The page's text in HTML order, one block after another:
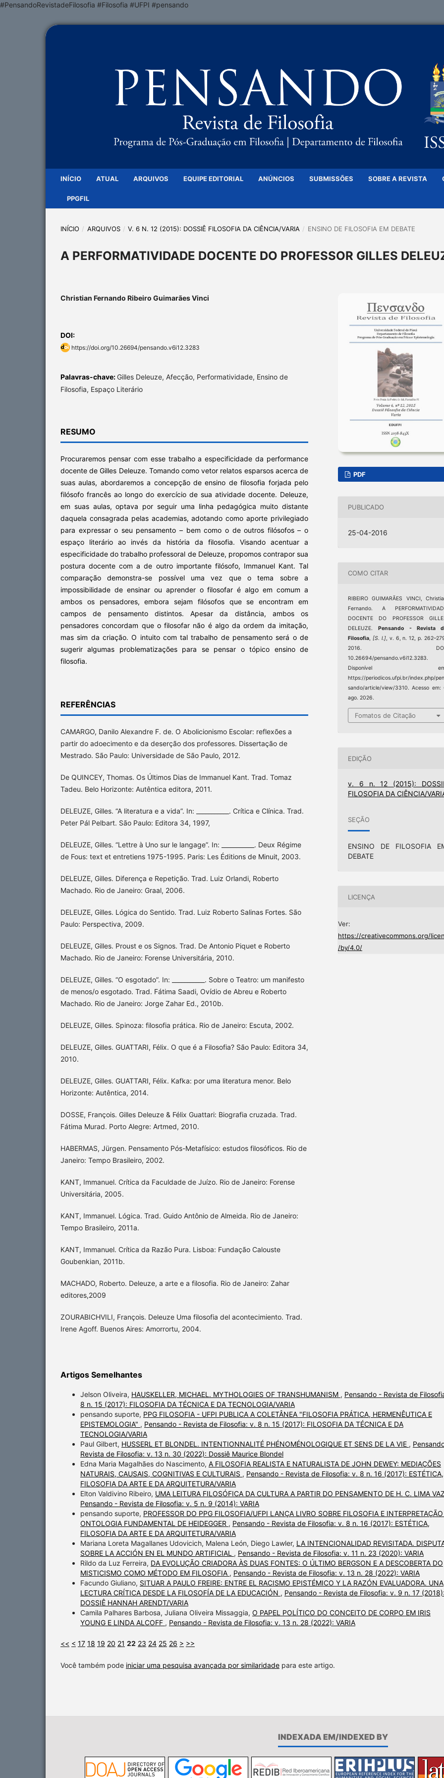
#PensandoRevistadeFilosofia #Filosofia #UFPI #pensando
INÍCIO ATUAL ARQUIVOS EQUIPE EDITORIAL ANÚNCIOS SUBMISSÕES SOBRE A REVISTA
PPGFIL
INÍCIO / ARQUIVOS / V. 6 N. 12 (2015): DOSSIÊ FILOSOFIA DA CIÊNCIA/VARIA / ENSINO DE FILOSOFIA EM DEBATE
A PERFORMATIVIDADE DOCENTE DO PROFESSOR GILLES
Christian Fernando Ribeiro Guimarães Vinci
DOI:
https://doi.org/10.26694/pensando.v6i12.3283
Palavras-chave: Gilles Deleuze, Afecção, Performatividade, Ensino de
Filosofia, Espaço Literário
RESUMO
Procuraremos pensar com esse trabalho a especificidade da performance
docente de Gilles Deleuze. Tomando como vetor relatos esparsos acerca de
suas aulas, abordaremos a concepção de ensino de filosofia forjada pelo
filósofo francês ao longo do exercício de sua atividade docente. Deleuze,
em suas aulas, optava por seguir uma linha pedagógica muito distante
daquela consagrada pelas academias, adotando como aporte privilegiado
para expressar o seu pensamento – bem como o de outros filósofos – o
espaço literário ao invés da história da filosofia. Visando acentuar a
especificidade do trabalho professoral de Deleuze, propomos contrapor sua
postura docente com a de outro importante filósofo, Immanuel Kant. Tal
comparação demonstra-se possível uma vez que o tema sobre a
impossibilidade de ensinar ou aprender o filosofar é algo em comum a
ambos os pensadores, embora sejam filósofos que se encontram em
campos de pensamento distintos. Apesar da distância, ambos os
pensadores concordam que o filosofar não é algo da ordem da imitação,
mas sim da criação. O intuito com tal trabalho de pensamento será o de
sugerir algumas problematizações para se pensar o tópico ensino de
filosofia.
REFERÊNCIAS
CAMARGO, Danilo Alexandre F. de. O Abolicionismo Escolar: reflexões a
partir do adoecimento e da deserção dos professores. Dissertação de
Mestrado. São Paulo: Universidade de São Paulo, 2012.
De QUINCEY, Thomas. Os Últimos Dias de Immanuel Kant. Trad. Tomaz
Tadeu. Belo Horizonte: Autêntica editora, 2011.
DELEUZE, Gilles. “A literatura e a vida”. In: ___________. Crítica e Clínica. Trad.
Peter Pál Pelbart. São Paulo: Editora 34, 1997,
DELEUZE, Gilles. “Lettre à Uno sur le langage”. In: ___________. Deux Régime
de Fous: text et entretiens 1975-1995. Paris: Les Éditions de Minuit, 2003.
DELEUZE, Gilles. Diferença e Repetição. Trad. Luiz Orlandi, Roberto
Machado. Rio de Janeiro: Graal, 2006.
DELEUZE, Gilles. Lógica do Sentido. Trad. Luiz Roberto Salinas Fortes. São
Paulo: Perspectiva, 2009.
DELEUZE, Gilles. Proust e os Signos. Trad. De Antonio Piquet e Roberto
Machado. Rio de Janeiro: Forense Universitária, 2010.
DELEUZE, Gilles. “O esgotado”. In: ___________. Sobre o Teatro: um manifesto
de menos/o esgotado. Trad. Fátima Saadi, Ovídio de Abreu e Roberto
Machado. Rio de Janeiro: Jorge Zahar Ed., 2010b.
DELEUZE, Gilles. Spinoza: filosofia prática. Rio de Janeiro: Escuta, 2002.
DELEUZE, Gilles. GUATTARI, Félix. O que é a Filosofia? São Paulo: Editora 34,
2010.
DELEUZE, Gilles. GUATTARI, Félix. Kafka: por uma literatura menor. Belo
Horizonte: Autêntica, 2014.
DOSSE, François. Gilles Deleuze & Félix Guattari: Biografia cruzada. Trad.
Fátima Murad. Porto Alegre: Artmed, 2010.
HABERMAS, Jürgen. Pensamento Pós-Metafísico: estudos filosóficos. Rio de
Janeiro: Tempo Brasileiro, 2002.
KANT, Immanuel. Crítica da Faculdade de Juízo. Rio de Janeiro: Forense
Universitária, 2005.
KANT, Immanuel. Lógica. Trad. Guido Antônio de Almeida. Rio de Janeiro:
Tempo Brasileiro, 2011a.
KANT, Immanuel. Crítica da Razão Pura. Lisboa: Fundação Calouste
Goubenkian, 2011b.
MACHADO, Roberto. Deleuze, a arte e a filosofia. Rio de Janeiro: Zahar
editores,2009
ZOURABICHVILI, François. Deleuze Uma filosofia del acontecimiento. Trad.
Irene Agoff. Buenos Aires: Amorrortu, 2004.
PDF
PUBLICADO
25-04-2016
COMO CITAR
RIBEIRO GUIMARÃES VINCI,
Fernando. A
DOCENTE DO PROFESSOR
DELEUZE.Pensando - Revista
Filosofia, [S. l.], v. 6, n. 12, p.
2016.
10.26694/pensando.v6i12.3283.
Disponível
https://periodicos.ufpi.br/index.php/
sando/article/view/3310. Acesso em:
ago. 2026.
Fomatos de Citação
EDIÇÃO
v. 6 n. 12 (2015):
FILOSOFIA DA CIÊNCIA/
SEÇÃO
ENSINO DE FILOSOFIA
DEBATE
LICENÇA
Ver:
https://creativecommons.org/
/by/4.0/
Artigos Semelhantes
Jelson Oliveira, HAUSKELLER, MICHAEL. MYTHOLOGIES OF TRANSHUMANISM , Pensando - Revista de
8 n. 15 (2017): FILOSOFIA DA TÉCNICA E DA TECNOLOGIA/VARIA
pensando suporte, PPG FILOSOFIA - UFPI PUBLICA A COLETÂNEA "FILOSOFIA PRÁTICA, HERMENÊUTICA E
EPISTEMOLOGIA" , Pensando - Revista de Filosofia: v. 8 n. 15 (2017): FILOSOFIA DA TÉCNICA E DA
TECNOLOGIA/VARIA
Paul Gilbert, HUSSERL ET BLONDEL. INTENTIONNALITÉ PHÉNOMÉNOLOGIQUE ET SENS DE LA VIE ,
Revista de Filosofia: v. 13 n. 30 (2022): Dossiê Maurice Blondel
Edna Maria Magalhães do Nascimento, A FILOSOFIA REALISTA E NATURALISTA DE JOHN DEWEY: MEDIAÇÕES
NATURAIS, CAUSAIS, COGNITIVAS E CULTURAIS , Pensando - Revista de Filosofia: v. 8 n. 16 (2017): ESTÉTICA,
FILOSOFIA DA ARTE E DA ARQUITETURA/VARIA
Elton Valdivino Ribeiro, UMA LEITURA FILOSÓFICA DA CULTURA A PARTIR DO PENSAMENTO DE H. C. LIMA
Pensando - Revista de Filosofia: v. 5 n. 9 (2014): VARIA
pensando suporte, PROFESSOR DO PPG FILOSOFIA/UFPI LANÇA LIVRO SOBRE FILOSOFIA E
ONTOLOGIA FUNDAMENTAL DE HEIDEGGER , Pensando - Revista de Filosofia: v. 8 n. 16 (2017): ESTÉTICA,
FILOSOFIA DA ARTE E DA ARQUITETURA/VARIA
Mariana Loreta Magallanes Udovicich, Malena León, Diego Lawler, LA INTENCIONALIDAD REVISITADA.
SOBRE LA ACCIÓN EN EL MUNDO ARTIFICIAL , Pensando - Revista de Filosofia: v. 11 n. 23 (2020): VARIA
Rildo da Luz Ferreira, DA EVOLUÇÃO CRIADORA ÀS DUAS FONTES: O ÚLTIMO BERGSON E A DESCOBERTA DO
MISTICISMO COMO MÉTODO EM FILOSOFIA , Pensando - Revista de Filosofia: v. 13 n. 28 (2022): VARIA
Facundo Giuliano, SITUAR A PAULO FREIRE: ENTRE EL RACISMO EPISTÉMICO Y LA RAZÓN EVALUADORA. UNA
LECTURA CRÍTICA DESDE LA FILOSOFÍA DE LA EDUCACIÓN , Pensando - Revista de Filosofia: v. 9 n. 17
DOSSIÊ HANNAH ARENDT/VARIA
Camila Palhares Barbosa, Juliana Oliveira Missaggia, O PAPEL POLÍTICO DO CONCEITO DE CORPO EM IRIS
YOUNG E LINDA ALCOFF , Pensando - Revista de Filosofia: v. 13 n. 28 (2022): VARIA
<< < 17 18 19 20 21 22 23 24 25 26 > >>
Você também pode iniciar uma pesquisa avançada por similaridade para este artigo.
INDEXADA EM/INDEXED BY